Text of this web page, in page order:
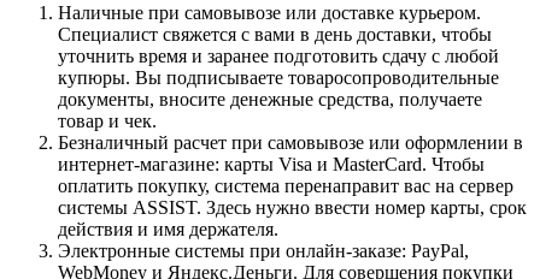
Наличные при самовывозе или доставке курьером.
Специалист свяжется с вами в день доставки, чтобы
уточнить время и заранее подготовить сдачу с любой
купюры. Вы подписываете товаросопроводительные
документы, вносите денежные средства, получаете
товар и чек.
Безналичный расчет при самовывозе или оформлении в
интернет-магазине: карты Visa и MasterCard. Чтобы
оплатить покупку, система перенаправит вас на сервер
системы ASSIST. Здесь нужно ввести номер карты, срок
действия и имя держателя.
Электронные системы при онлайн-заказе: PayPal,
WebMoney и Яндекс.Деньги. Для совершения покупки